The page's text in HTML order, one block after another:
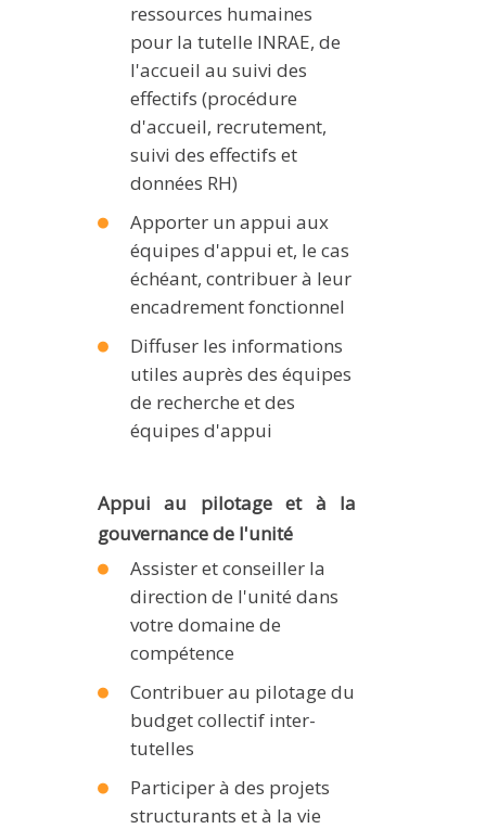
ressources humaines
pour la tutelle INRAE, de
l'accueil au suivi des
effectifs (procédure
d'accueil, recrutement,
suivi des effectifs et
données RH)
Apporter un appui aux
équipes d'appui et, le cas
échéant, contribuer à leur
encadrement fonctionnel
Diffuser les informations
utiles auprès des équipes
de recherche et des
équipes d'appui
Appui au pilotage et à la
gouvernance de l'unité
Assister et conseiller la
direction de l'unité dans
votre domaine de
compétence
Contribuer au pilotage du
budget collectif inter-
tutelles
Participer à des projets
structurants et à la vie